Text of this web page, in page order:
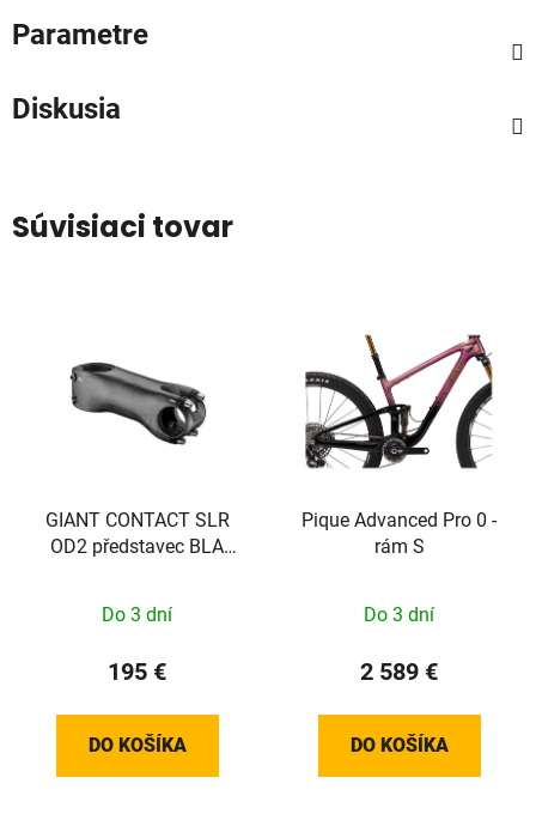
Parametre
Diskusia
Súvisiaci tovar
GIANT CONTACT SLR
OD2 představec BLA
Do 3 dní
195 €
DO KOŠÍKA
Pique Advanced Pro 0 -
rám S
Do 3 dní
2 589 €
DO KOŠÍKA